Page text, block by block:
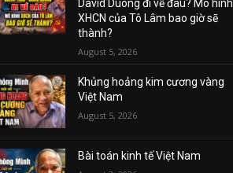
David Duong đi về đâu? Mô hình
XHCN của Tô Lâm bao giờ sẽ
thành?
August 5, 2026
Khủng hoảng kim cương vàng
Việt Nam
August 5, 2026
Bài toán kinh tế Việt Nam